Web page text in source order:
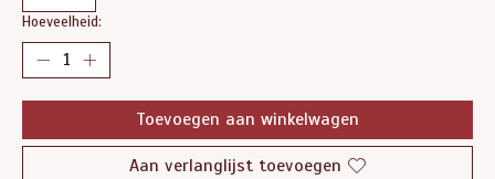
Hoeveelheid:
Toevoegen aan winkelwagen
Aan verlanglijst toevoegen